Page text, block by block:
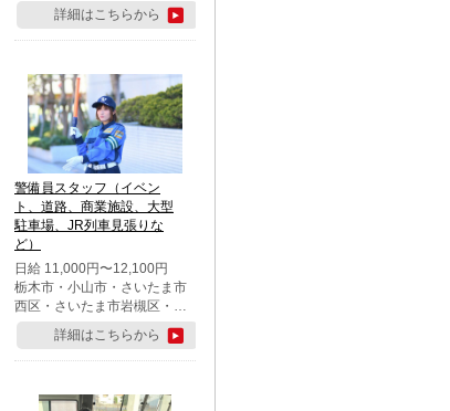
詳細はこちらから
警備員スタッフ（イベン
ト、道路、商業施設、大型
駐車場、JR列車見張りな
ど）
日給 11,000円〜12,100円
栃木市・小山市・さいたま市
西区・さいたま市岩槻区・久
喜市・蓮田市
詳細はこちらから